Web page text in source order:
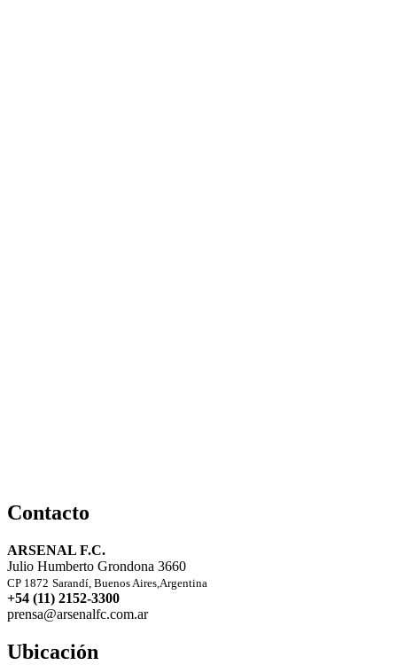
Contacto
ARSENAL F.C.
Julio Humberto Grondona 3660
CP 1872 Sarandí, Buenos Aires,Argentina
+54 (11) 2152-3300
prensa@arsenalfc.com.ar
Ubicación